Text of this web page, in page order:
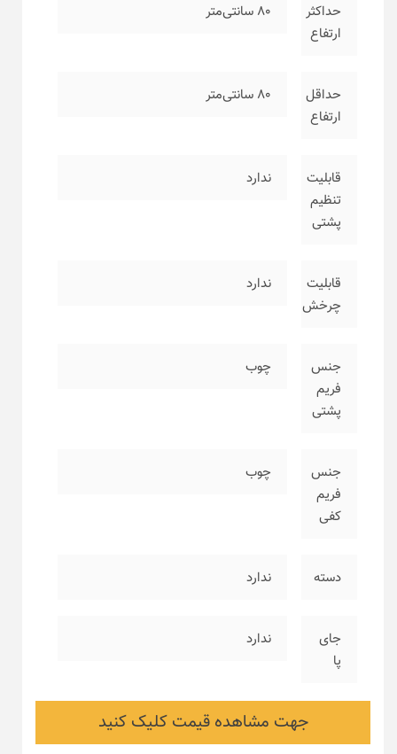
حداکثر
ارتفاع
۸۰ سانتی‌متر
حداقل
ارتفاع
۸۰ سانتی‌متر
قابلیت
تنظیم
پشتی
ندارد
قابلیت
چرخش
ندارد
جنس
فریم
پشتی
چوب
جنس
فریم
کفی
چوب
دسته ندارد
جای
پا
ندارد
جهت مشاهده قیمت کلیک کنید